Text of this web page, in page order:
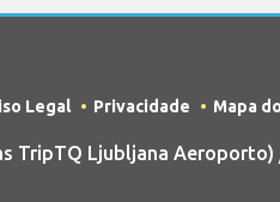
Legal Privacidade Mapa
TripTQ Ljubljana